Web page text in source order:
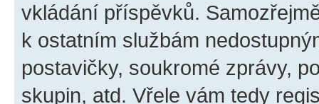
vkládání příspěvků.
k ostatním službám
postavičky, soukromé zprávy,
skupin, atd. Vřele vám tedy